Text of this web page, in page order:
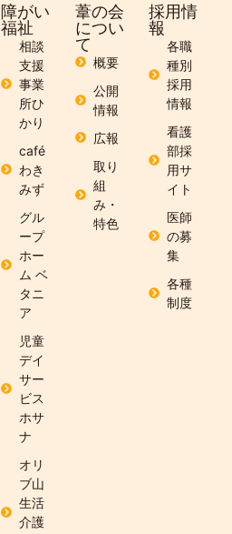
障がい
福祉
相談
支援
事業
所ひ
かり
café
わき
みず
グル
ープ
ホー
ム ベ
タニ
ア
児童
デイ
サー
ビス
ホサ
ナ
オリ
ブ山
生活
介護
葦の会
につい
て
概要
公開
情報
広報
取り
組
み・
特色
採用情
報
各職
種別
採用
情報
看護
部採
用サ
イト
医師
の募
集
各種
制度